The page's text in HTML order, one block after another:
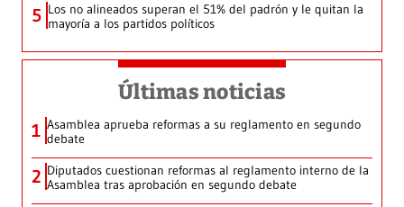
5 Los no alineados superan el 51% del padrón y le quitan la
mayoría a los partidos políticos
Últimas noticias
1 Asamblea aprueba reformas a su reglamento en segundo
debate
2 Diputados cuestionan reformas al reglamento interno de la
Asamblea tras aprobación en segundo debate